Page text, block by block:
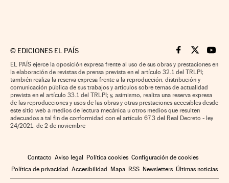
© EDICIONES EL PAÍS Cinco Días en
Cinco Días
Cinco
EL PAÍS ejerce la oposición expresa frente al uso de sus obras y prestaciones en
la elaboración de revistas de prensa prevista en el artículo 32.1 del TRLPI;
también realiza la reserva expresa frente a la reproducción, distribución y
comunicación pública de sus trabajos y artículos sobre temas de actualidad
prevista en el artículo 33.1 del TRLPI; y, asimismo, realiza una reserva expresa
de las reproducciones y usos de las obras y otras prestaciones accesibles desde
este sitio web a medios de lectura mecánica u otros medios que resulten
adecuados a tal fin de conformidad con el artículo 67.3 del Real Decreto - ley
24/2021, de 2 de noviembre
Contacto Aviso legal Política cookies Configuración de cookies
Política de privacidad Accesibilidad Mapa RSS Newsletters Últimas noticias